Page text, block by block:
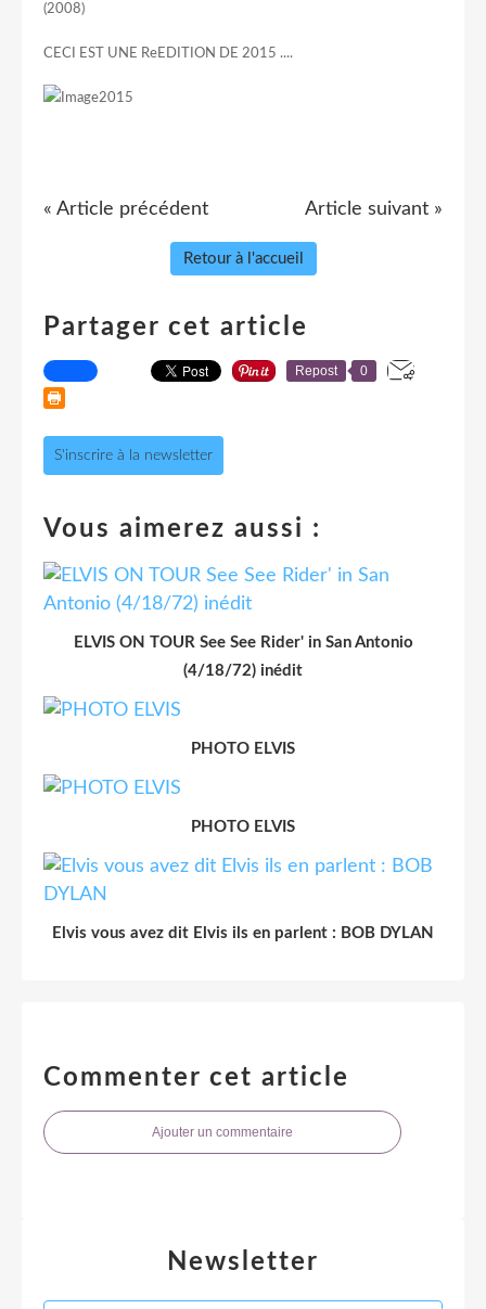
(2008)
CECI EST UNE ReEDITION DE 2015 ....
2015
« Article précédent Article suivant »
Retour à l'accueil
Partager cet article
Repost 0
S'inscrire à la newsletter
Vous aimerez aussi :
ELVIS ON TOUR See See Rider' in San Antonio
(4/18/72) inédit
PHOTO ELVIS
PHOTO ELVIS
Elvis vous avez dit Elvis ils en parlent : BOB DYLAN
Commenter cet article
Ajouter un commentaire
Newsletter